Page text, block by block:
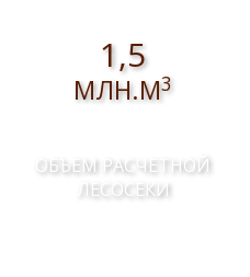
1,5
МЛН.М3
ОБЪЕМ РАСЧЕТНОЙ
ЛЕСОСЕКИ